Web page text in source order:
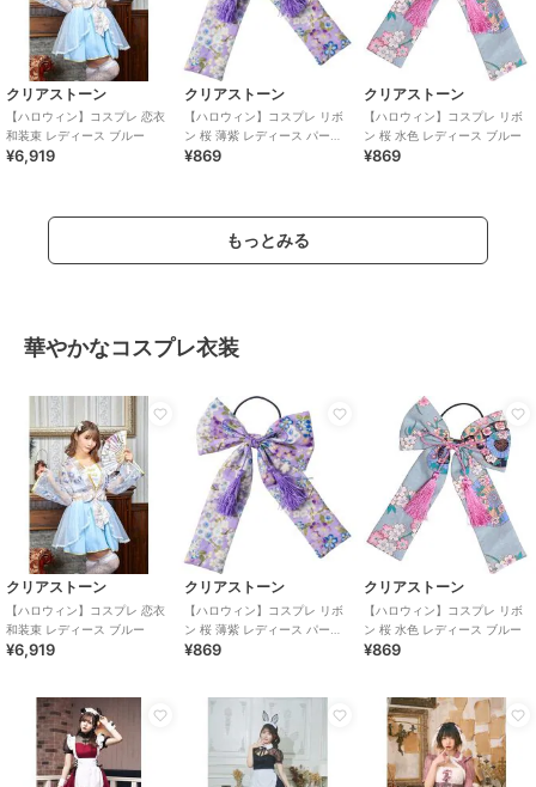
クリアストーン
【ハロウィン】コスプレ 恋衣
和装束 レディース ブルー
¥6,919
クリアストーン
【ハロウィン】コスプレ リボ
ン 桜 薄紫 レディース パープ
ル
¥869
クリアストーン
【ハロウィン】コスプレ リボ
ン 桜 水色 レディース ブルー
¥869
もっとみる
華やかなコスプレ衣装
クリアストーン
【ハロウィン】コスプレ 恋衣
和装束 レディース ブルー
¥6,919
クリアストーン
【ハロウィン】コスプレ リボ
ン 桜 薄紫 レディース パープ
ル
¥869
クリアストーン
【ハロウィン】コスプレ リボ
ン 桜 水色 レディース ブルー
¥869